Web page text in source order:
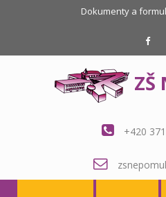
Dokumenty a
ZŠ
+420